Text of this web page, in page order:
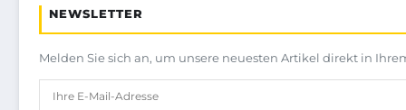
NEWSLETTER
Melden Sie sich an, um unsere neuesten Artikel direkt in